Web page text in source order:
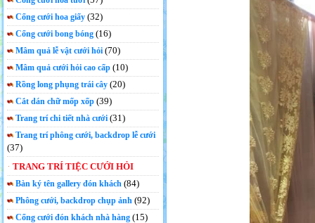
Cổng cưới hoa giấy (32)
Cổng cưới bong bóng (16)
Mâm quả lễ vật cưới hỏi (70)
Mâm quả cưới hỏi cao cấp (10)
Rồng long phụng trái cây (20)
Cắt dán chữ mốp xốp (39)
Trang trí chi tiết nhà cưới (31)
Trang trí phông cưới, backdrop lễ cưới
(37)
TRANG TRÍ TIỆC CƯỚI HỎI
Bàn ký tên gallery đón khách (84)
Phông cưới, backdrop chụp ảnh (92)
Cổng cưới đón khách nhà hàng (15)